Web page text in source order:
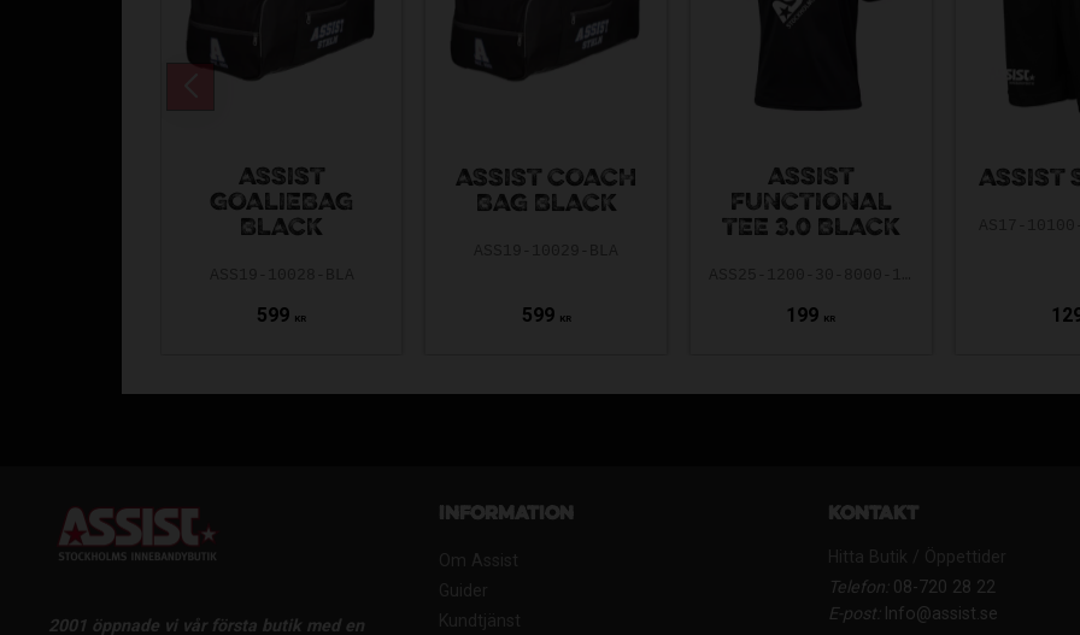
ASSIST
GOALIEBAG
BLACK
599 KR
ASSIST COACH
BAG BLACK
599 KR
ASSIST
FUNCTIONAL
TEE 3.0 BLACK
199 KR
ASSIST
2001 öppnade vi vår första butik med en
Information
Om Assist
Guider
Kundtjänst
Kontakt
Hitta Butik / Öppettider
Telefon:08-720 28 22
E-post:Info@assist.se